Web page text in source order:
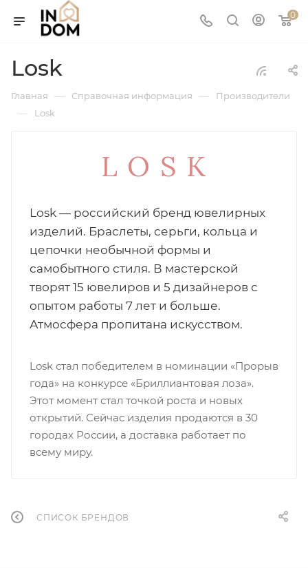
0
Losk
Главная — Справочная информация — Производители
— Losk
Losk — российский бренд ювелирных
изделий. Браслеты, серьги, кольца и
цепочки необычной формы и
самобытного стиля. В мастерской
творят 15 ювелиров и 5 дизайнеров с
опытом работы 7 лет и больше.
Атмосфера пропитана искусством.
Losk стал победителем в номинации «Прорыв
года» на конкурсе «Бриллиантовая лоза».
Этот момент стал точкой роста и новых
открытий. Сейчас изделия продаются в 30
городах России, а доставка работает по
всему миру.
СПИСОК БРЕНДОВ